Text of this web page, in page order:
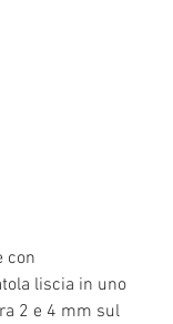
con
liscia in uno
2 e 4 mm sul